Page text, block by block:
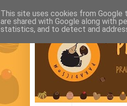
This site uses cookies from Google
are shared with Google along with
statistics, and to detect and